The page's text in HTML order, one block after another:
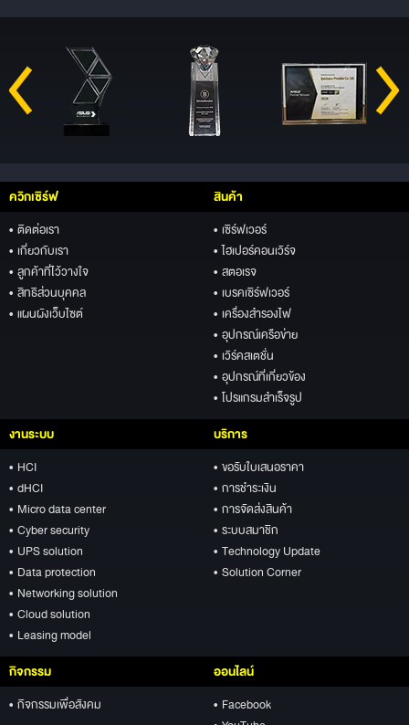
ควิกเซิร์ฟ
• ติดต่อเรา
• เกี่ยวกับเรา
• ลูกค้าที่ไว้วางใจ
• สิทธิส่วนบุคคล
• แผนผังเว็บไซต์
สินค้า
• เซิร์ฟเวอร์
• ไฮเปอร์คอนเวิร์จ
• สตอเรจ
• เบรคเซิร์ฟเวอร์
• เครื่องสำรองไฟ
• อุปกรณ์เครือข่าย
• เวิร์คสเตชั่น
• อุปกรณ์ที่เกี่ยวข้อง
• โปรแกรมสำเร็จรูป
งานระบบ
• HCI
• dHCI
• Micro data center
• Cyber security
• UPS solution
• Data protection
• Networking solution
• Cloud solution
• Leasing model
บริการ
• ขอรับใบเสนอราคา
• การชำระเงิน
• การจัดส่งสินค้า
• ระบบสมาชิก
• Technology Update
• Solution Corner
กิจกรรม
• กิจกรรมเพื่อสังคม
ออนไลน์
• Facebook